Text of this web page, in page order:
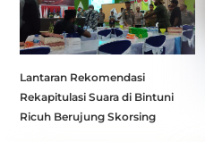
Lantaran Rekomendasi
Rekapitulasi Suara di Bintuni
Ricuh Berujung Skorsing